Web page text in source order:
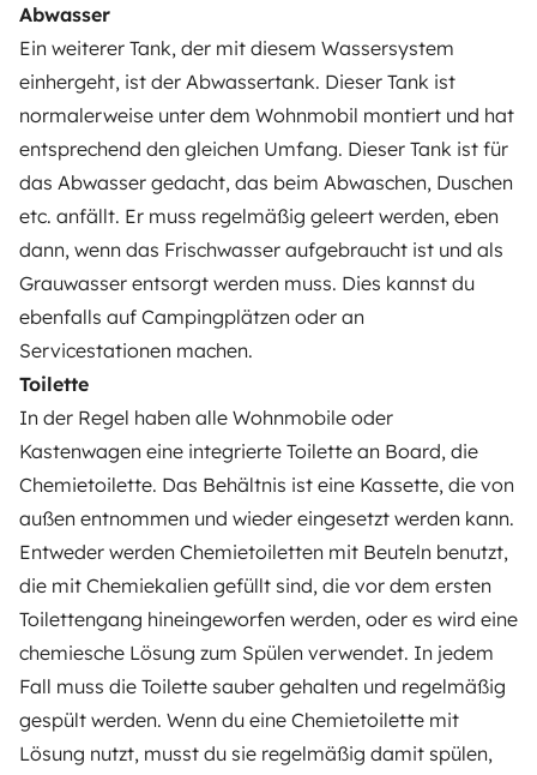
Abwasser
Ein weiterer Tank, der mit diesem Wassersystem
einhergeht, ist der Abwassertank. Dieser Tank ist
normalerweise unter dem Wohnmobil montiert und hat
entsprechend den gleichen Umfang. Dieser Tank ist für
das Abwasser gedacht, das beim Abwaschen, Duschen
etc. anfällt. Er muss regelmäßig geleert werden, eben
dann, wenn das Frischwasser aufgebraucht ist und als
Grauwasser entsorgt werden muss. Dies kannst du
ebenfalls auf Campingplätzen oder an
Servicestationen machen.
Toilette
In der Regel haben alle Wohnmobile oder
Kastenwagen eine integrierte Toilette an Board, die
Chemietoilette. Das Behältnis ist eine Kassette, die von
außen entnommen und wieder eingesetzt werden kann.
Entweder werden Chemietoiletten mit Beuteln benutzt,
die mit Chemiekalien gefüllt sind, die vor dem ersten
Toilettengang hineingeworfen werden, oder es wird eine
chemiesche Lösung zum Spülen verwendet. In jedem
Fall muss die Toilette sauber gehalten und regelmäßig
gespült werden. Wenn du eine Chemietoilette mit
Lösung nutzt, musst du sie regelmäßig damit spülen,